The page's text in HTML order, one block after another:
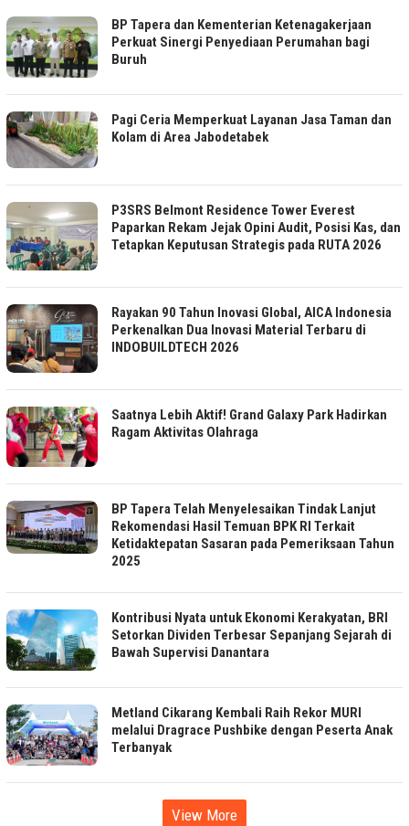
BP Tapera dan Kementerian Ketenagakerjaan
Perkuat Sinergi Penyediaan Perumahan bagi
Buruh
Pagi Ceria Memperkuat Layanan Jasa Taman dan
Kolam di Area Jabodetabek
P3SRS Belmont Residence Tower Everest
Paparkan Rekam Jejak Opini Audit, Posisi Kas, dan
Tetapkan Keputusan Strategis pada RUTA 2026
Rayakan 90 Tahun Inovasi Global, AICA Indonesia
Perkenalkan Dua Inovasi Material Terbaru di
INDOBUILDTECH 2026
Saatnya Lebih Aktif! Grand Galaxy Park Hadirkan
Ragam Aktivitas Olahraga
BP Tapera Telah Menyelesaikan Tindak Lanjut
Rekomendasi Hasil Temuan BPK RI Terkait
Ketidaktepatan Sasaran pada Pemeriksaan Tahun
2025
Kontribusi Nyata untuk Ekonomi Kerakyatan, BRI
Setorkan Dividen Terbesar Sepanjang Sejarah di
Bawah Supervisi Danantara
Metland Cikarang Kembali Raih Rekor MURI
melalui Dragrace Pushbike dengan Peserta Anak
Terbanyak
View More